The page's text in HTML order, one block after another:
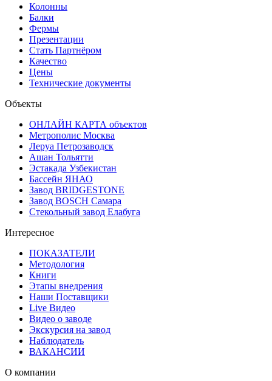
Колонны
Балки
Фермы
Презентации
Стать Партнёром
Качество
Цены
Технические документы
Объекты
ОНЛАЙН КАРТА объектов
Метрополис Москва
Леруа Петрозаводск
Ашан Тольятти
Эстакада Узбекистан
Бассейн ЯНАО
Завод BRIDGESTONE
Завод BOSCH Самара
Стекольный завод Елабуга
Интересное
ПОКАЗАТЕЛИ
Методология
Книги
Этапы внедрения
Наши Поставщики
Live Видео
Видео о заводе
Экскурсия на завод
Наблюдатель
ВАКАНСИИ
О компании